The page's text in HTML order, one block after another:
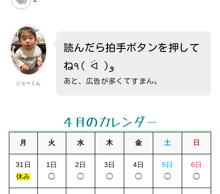
ジョーくん
読んだら拍手ボタンを押して
ね
٩( ᐛ )و
あと、広告が多くてすまん。
４月のカレンダー
月 火 水 木 金 土 日
31日
休み
1日
◯
2日
◯
3日
◯
4日
◯
5日
◯
6日
◯